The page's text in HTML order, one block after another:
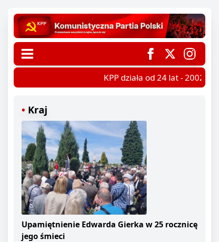
KPP działa od 24 lat - 2002-
Kraj
Upamiętnienie Edwarda Gierka w 25 rocznicę
jego śmieci